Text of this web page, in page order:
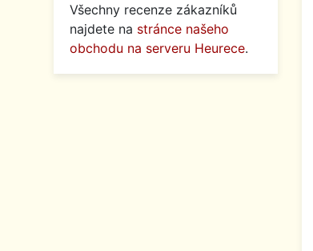
Všechny recenze zákazníků
najdete na stránce našeho
obchodu na serveru Heurece.